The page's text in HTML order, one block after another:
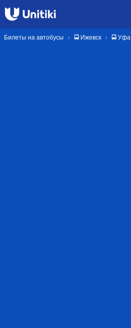
Билеты на автобусы 🚍 Ижевск 🚍 Уфа